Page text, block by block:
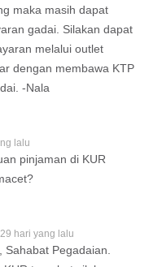
maka masih dapat
gadai. Silakan dapat
melalui outlet
dengan membawa KTP
-Nala
lalu
pinjaman di KUR
hari yang lalu
Sahabat Pegadaian.